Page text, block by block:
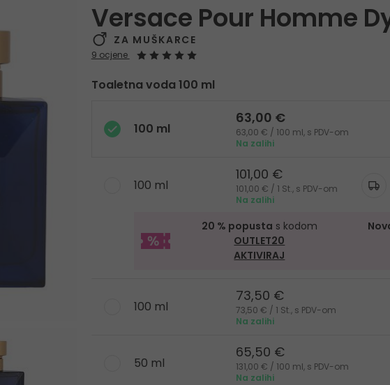
Versace Pour Homme
ZA MUŠKARCE
9 ocjene
Toaletna voda 100 ml
100 ml
63,00 €
63,00 € / 100 ml, s PDV-om
Na zalihi
100 ml
101,00 €
101,00 € / 1 St., s PDV-om
Na zalihi
20 % popusta s kodom
OUTLET20
AKTIVIRAJ
100 ml
73,50 €
73,50 € / 1 St., s PDV-om
Na zalihi
50 ml
65,50 €
131,00 € / 100 ml, s PDV-om
Na zalihi